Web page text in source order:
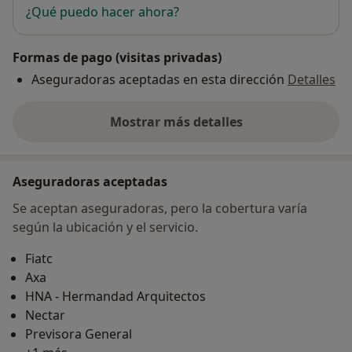
¿Qué puedo hacer ahora?
Formas de pago (visitas privadas)
Aseguradoras aceptadas en esta dirección Detalles
Mostrar más detalles
sobre la dirección
Aseguradoras aceptadas
Se aceptan aseguradoras, pero la cobertura varía
según la ubicación y el servicio.
Fiatc
Axa
HNA - Hermandad Arquitectos
Nectar
Previsora General